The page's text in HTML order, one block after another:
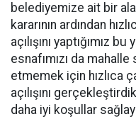
belediyemize ait bir
kararının ardından
açılışını yaptığımız
esnafımızı da
etmemek için hızlıca
açılışını
daha iyi koşullar